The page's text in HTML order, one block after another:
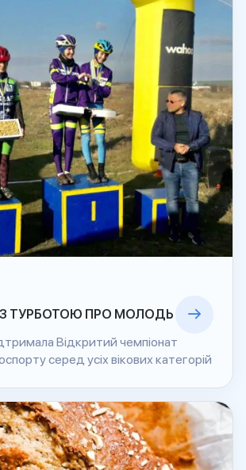
З ТУРБОТОЮ ПРО МОЛОДЬ
Відкритий чемпіонат
серед усіх вікових категорій